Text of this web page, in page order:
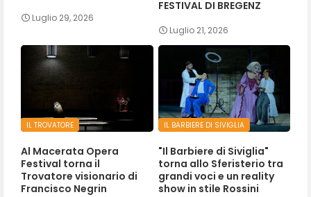
Luglio 29, 2026
FESTIVAL DI BREGENZ
Luglio 21, 2026
IL TROVATORE
Al Macerata Opera
Festival torna il
Trovatore visionario di
Francisco Negrin
IL BARBIERE DI SIVIGLIA
"Il Barbiere di Siviglia"
torna allo Sferisterio tra
grandi voci e un reality
show in stile Rossini